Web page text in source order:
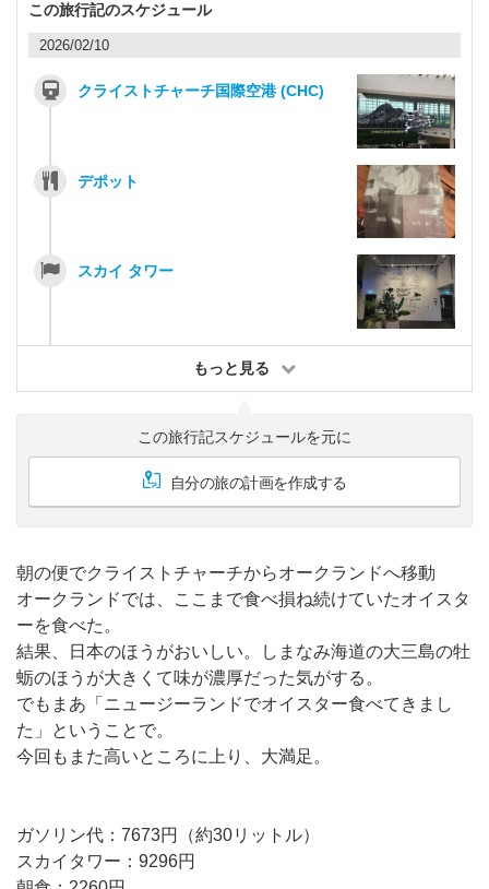
この旅行記のスケジュール
2026/02/10
クライストチャーチ国際空港 (CHC)
デポット
スカイ タワー
もっと見る
この旅行記スケジュールを元に
自分の旅の計画を作成する
朝の便でクライストチャーチからオークランドへ移動
オークランドでは、ここまで食べ損ね続けていたオイスタ
ーを食べた。
結果、日本のほうがおいしい。しまなみ海道の大三島の牡
蛎のほうが大きくて味が濃厚だった気がする。
でもまあ「ニュージーランドでオイスター食べてきまし
た」ということで。
今回もまた高いところに上り、大満足。
ガソリン代：7673円（約30リットル）
スカイタワー：9296円